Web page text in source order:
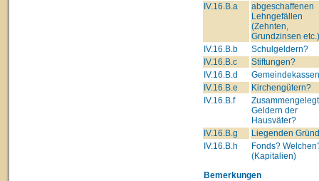
IV.16.B.a
abgeschaffenen
Lehngefällen
(Zehnten,
Grundzinsen
IV.16.B.b
Schulgeldern?
IV.16.B.c
Stiftungen?
IV.16.B.d
IV.16.B.e
Kirchengütern?
IV.16.B.f
Geldern der
Hausväter?
IV.16.B.g
Liegenden
IV.16.B.h
Fonds?
(Kapitalien)
Bemerkungen